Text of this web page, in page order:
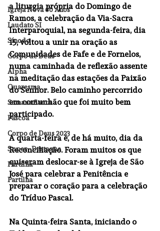
Igreja Nova 60 Anos
Laudato SI
Sínodo
Corpo de Deus
Alpha
Quaresma
Semana Santa
Pascoa
Corpo de Deus 2023
Super_Destaque
Partilha
Partilha
a liturgia própria do Domingo de
Ramos, a celebração da Via-Sacra
Interparoquial, na segunda-feira, dia
15, voltou a unir na oração as
Comunidades de Fafe e de Fornelos,
numa caminhada de reflexão assente
na meditação das estações da Paixão
do Senhor. Belo caminho percorrido
em comunhão que foi muito bem
participado.
A quarta-feira é, de há muito, dia da
Reconciliação. Foram muitos os que
quiseram deslocar-se à Igreja de São
José para celebrar a Penitência e
preparar o coração para a celebração
do Tríduo Pascal.
Na Quinta-feira Santa, iniciando o